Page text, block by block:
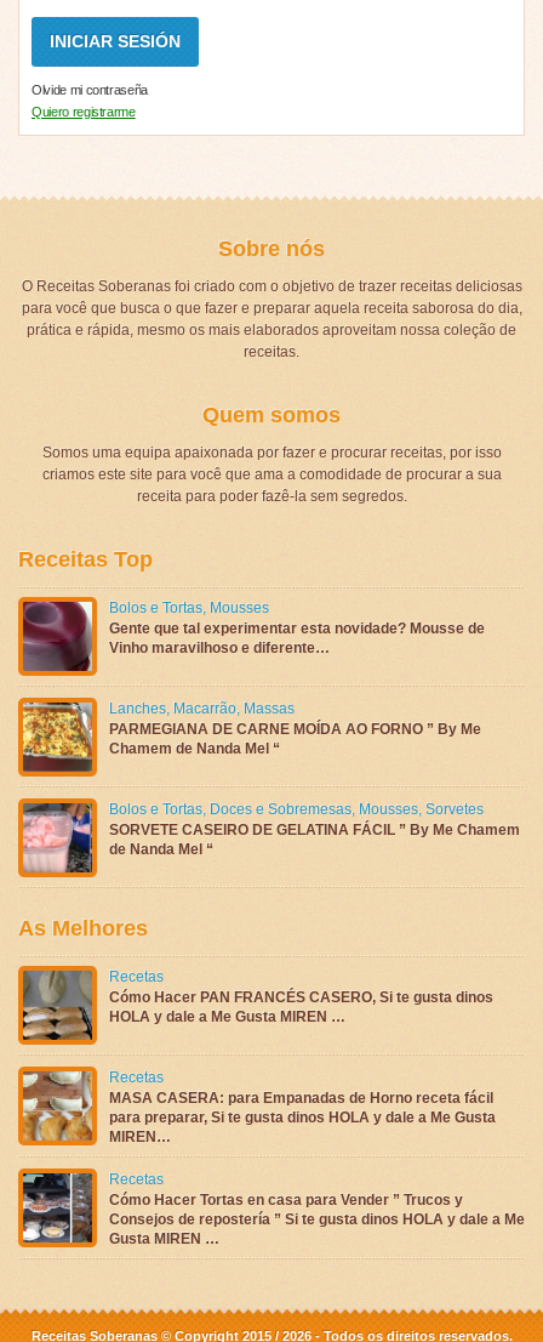
Olvide mi contraseña
Quiero registrarme
Sobre nós
O Receitas Soberanas foi criado com o objetivo de trazer receitas deliciosas
para você que busca o que fazer e preparar aquela receita saborosa do dia,
prática e rápida, mesmo os mais elaborados aproveitam nossa coleção de
receitas.
Quem somos
Somos uma equipa apaixonada por fazer e procurar receitas, por isso
criamos este site para você que ama a comodidade de procurar a sua
receita para poder fazê-la sem segredos.
Receitas Top
Bolos e Tortas, Mousses
Gente que tal experimentar esta novidade? Mousse de
Vinho maravilhoso e diferente…
Lanches, Macarrão, Massas
PARMEGIANA DE CARNE MOÍDA AO FORNO ” By Me
Chamem de Nanda Mel “
Bolos e Tortas, Doces e Sobremesas, Mousses, Sorvetes
SORVETE CASEIRO DE GELATINA FÁCIL ” By Me Chamem
de Nanda Mel “
As Melhores
Recetas
Cómo Hacer PAN FRANCÉS CASERO, Si te gusta dinos
HOLA y dale a Me Gusta MIREN …
Recetas
MASA CASERA: para Empanadas de Horno receta fácil
para preparar, Si te gusta dinos HOLA y dale a Me Gusta
MIREN…
Recetas
Cómo Hacer Tortas en casa para Vender ” Trucos y
Consejos de repostería ” Si te gusta dinos HOLA y dale a Me
Gusta MIREN …
Receitas Soberanas © Copyright 2015 / 2026 - Todos os direitos reservados.